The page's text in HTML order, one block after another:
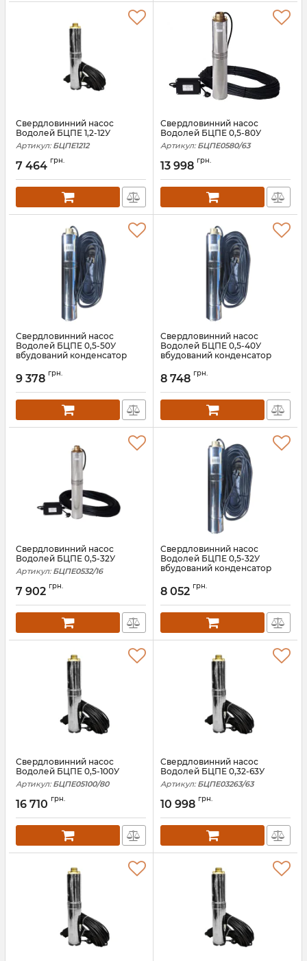
Свердловинний насос
Водолей БЦПЕ 1,2-12У
Артикул: БЦПЕ1212
7 464 грн.
Свердловинний насос
Водолей БЦПЕ 0,5-80У
Артикул: БЦПЕ0580/63
13 998 грн.
Свердловинний насос
Водолей БЦПЕ 0,5-50У
вбудований конденсатор
9 378 грн.
Свердловинний насос
Водолей БЦПЕ 0,5-40У
вбудований конденсатор
8 748 грн.
Свердловинний насос
Водолей БЦПЕ 0,5-32У
Артикул: БЦПЕ0532/16
7 902 грн.
Свердловинний насос
Водолей БЦПЕ 0,5-32У
вбудований конденсатор
8 052 грн.
Свердловинний насос
Водолей БЦПЕ 0,5-100У
Артикул: БЦПЕ05100/80
16 710 грн.
Свердловинний насос
Водолей БЦПЕ 0,32-63У
Артикул: БЦПЕ03263/63
10 998 грн.